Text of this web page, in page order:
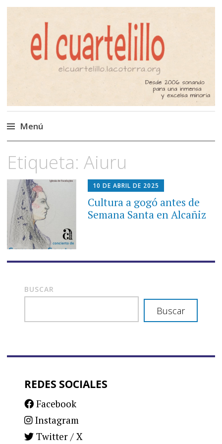
El Cuartelillo
Programa de radio de música
independiente. Podcast
Menú
al
contenido
Etiqueta: Aiuru
10 DE ABRIL DE 2025
Cultura a gogó antes de
Semana Santa en Alcañiz
BUSCAR
Buscar
REDES SOCIALES
Facebook
Instagram
Twitter / X